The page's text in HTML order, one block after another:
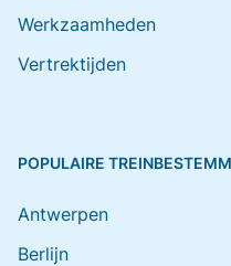
Werkzaamheden
Vertrektijden
POPULAIRE
Antwerpen
Berlijn